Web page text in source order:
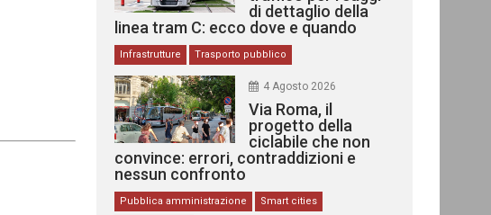
di dettaglio della
linea tram C: ecco dove e quando
Infrastrutture Trasporto pubblico
4 Agosto 2026
Via Roma, il
progetto della
ciclabile che non
convince: errori, contraddizioni e
nessun confronto
Pubblica amministrazione
Smart cities